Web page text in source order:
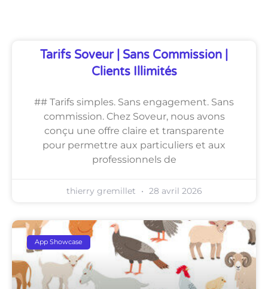
Tarifs Soveur | Sans Commission |
Clients Illimités
## Tarifs simples. Sans engagement. Sans
commission. Chez Soveur, nous avons
conçu une offre claire et transparente
pour permettre aux particuliers et aux
professionnels de
thierry gremillet 28 avril 2026
App Showcase